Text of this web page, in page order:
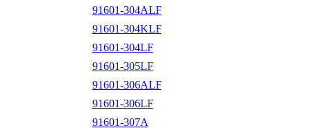
91601-304ALF
91601-304KLF
91601-304LF
91601-305LF
91601-306ALF
91601-306LF
91601-307A